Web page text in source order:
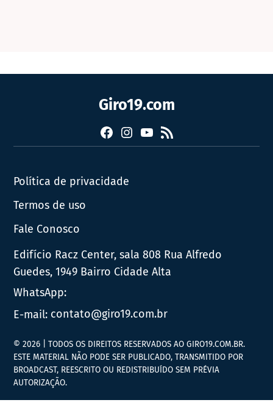
Giro19.com
FacebookInstagram
YouTube
RSS
Política de privacidade
Termos de uso
Fale Conosco
Edifício Racz Center, sala 808 Rua Alfredo
Guedes, 1949 Bairro Cidade Alta
WhatsApp:
E-mail: contato@giro19.com.br
© 2026 | TODOS OS DIREITOS RESERVADOS AO GIRO19.COM.BR.
ESTE MATERIAL NÃO PODE SER PUBLICADO, TRANSMITIDO POR
BROADCAST, REESCRITO OU REDISTRIBUÍDO SEM PRÉVIA
AUTORIZAÇÃO.